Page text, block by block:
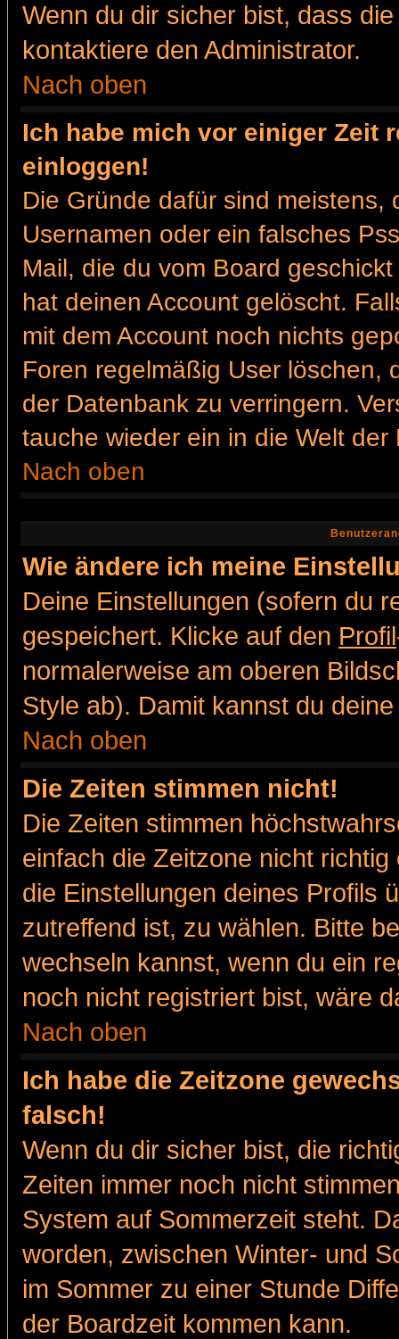
Wenn du dir sicher bist, dass
kontaktiere den Administrator.
Nach oben
Ich habe mich vor einiger Zeit
einloggen!
Die Gründe dafür sind
Usernamen oder ein falsches
Mail, die du vom Board
hat deinen Account gelöscht.
mit dem Account noch nichts
Foren regelmäßig User löschen,
der Datenbank zu verringern.
tauche wieder ein in die Welt der
Nach oben
Wie ändere ich meine
Deine Einstellungen (sofern du
gespeichert. Klicke auf den Profil
normalerweise am oberen
Style ab). Damit kannst du
Nach oben
Die Zeiten stimmen nicht!
Die Zeiten stimmen
einfach die Zeitzone nicht
die Einstellungen deines Profils
zutreffend ist, zu wählen. Bitte
wechseln kannst, wenn du ein
noch nicht registriert bist, wäre
Nach oben
Ich habe die Zeitzone
falsch!
Wenn du dir sicher bist, die
Zeiten immer noch nicht
System auf Sommerzeit steht.
worden, zwischen Winter- und
im Sommer zu einer Stunde
der Boardzeit kommen kann.